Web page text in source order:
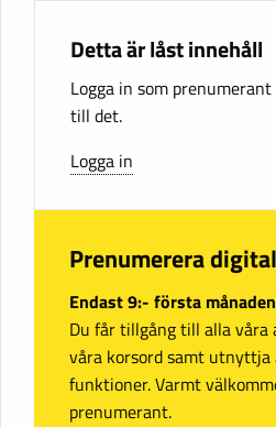
Detta är låst innehåll
Logga in som
till det.
Logga in
Prenumerera
Endast 9:- första månaden
Du får tillgång till alla våra
våra korsord samt utnyttja
funktioner. Varmt
prenumerant.